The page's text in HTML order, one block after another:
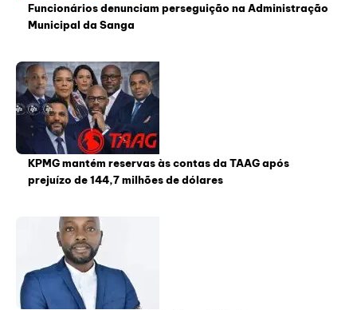
Funcionários denunciam perseguição na Administração
Municipal da Sanga
KPMG mantém reservas às contas da TAAG após
prejuízo de 144,7 milhões de dólares